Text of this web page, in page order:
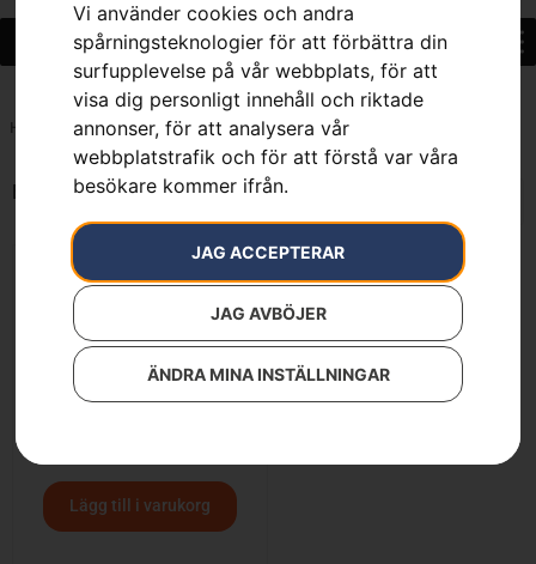
Vi använder cookies och andra
spårningsteknologier för att förbättra din
surfupplevelse på vår webbplats, för att
visa dig personligt innehåll och riktade
annonser, för att analysera vår
webbplatstrafik och för att förstå var våra
besökare kommer ifrån.
JAG ACCEPTERAR
JAG AVBÖJER
ÄNDRA MINA INSTÄLLNINGAR
Hem 7333377638785
Endast ett sökresultat
Lägg till i varukorg